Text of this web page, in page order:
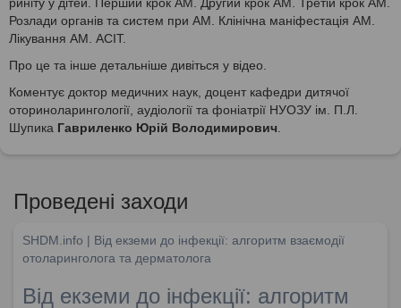
Розлади органів та систем при АМ. Клінічна маніфестація АМ.
Лікування АМ. АСІТ.
Про це та інше детальніше дивіться у відео.
Коментує доктор медичних наук, доцент кафедри дитячої
оториноларингології, аудіології та фоніатрії НУОЗУ ім. П.Л.
Шупика Гавриленко Юрій Володимирович
Проведені заходи
SHDM.info | Від екземи до інфекції: алгоритм взаємодії
отоларинголога та дерматолога
Від екземи до інфекції: алгоритм